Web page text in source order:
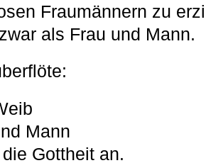
Fraumännern zu
als Frau und Mann.
Mann
Gottheit an.